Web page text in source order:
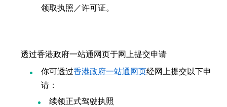
领取执照／许可证。
透过香港政府一站通网页于网上提交申请
你可透过香港政府一站通网页经网上提交以下申
请：
续领正式驾驶执照